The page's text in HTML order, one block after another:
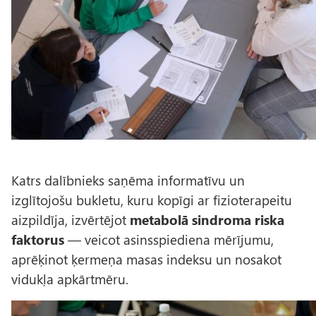
Katrs dalībnieks saņēma informatīvu un
izglītojošu bukletu, kuru kopīgi ar fizioterapeitu
aizpildīja, izvērtējot metabolā sindroma riska
faktorus — veicot asinsspiediena mērījumu,
aprēķinot ķermeņa masas indeksu un nosakot
vidukļa apkārtmēru.
A